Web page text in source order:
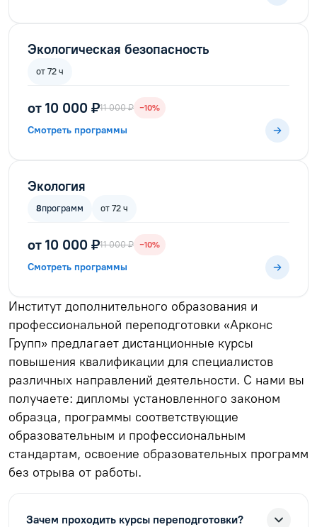
Экологическая безопасность
от 72 ч
от 10 000 ₽11 000 ₽ −10%
Смотреть программы
Экология
8программ от 72 ч
от 10 000 ₽11 000 ₽ −10%
Смотреть программы
Институт дополнительного образования и
профессиональной переподготовки «Арконс
Групп» предлагает дистанционные курсы
повышения квалификации для специалистов
различных направлений деятельности. С нами вы
получаете: дипломы установленного законом
образца, программы соответствующие
образовательным и профессиональным
стандартам, освоение образовательных программ
без отрыва от работы.
Зачем проходить курсы переподготовки?